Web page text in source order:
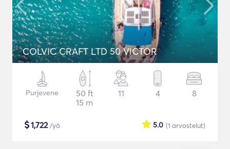
COLVIC CRAFT LTD 50 VICTOR
Purjevene
50 ft
15 m
11 4 8
$1,722/yö (1 arvostelut)
5.0